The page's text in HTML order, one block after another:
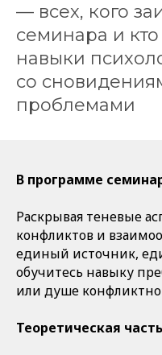
— всех, кого
семинара и кто
навыки
со
проблемами
В программе
Раскрывая теневые
конфликтов и
единый источник,
обучитесь навыку
или душе
Теоретическая